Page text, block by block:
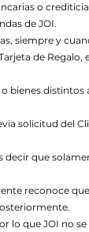
o
de JOI.
siempre y
de
distintos
solicitud del
decir que
reconoce
lo que JOI no